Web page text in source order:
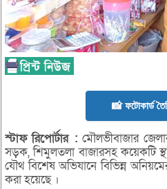
📸 ফটোকার্ড
স্টাফ রিপোর্টার: মৌলভীবাজার
সড়ক, শিমুলতলা বাজারসহ কয়েকটি
যৌথ বিশেষ অভিযানে বিভিন্ন
করা হয়েছে ।